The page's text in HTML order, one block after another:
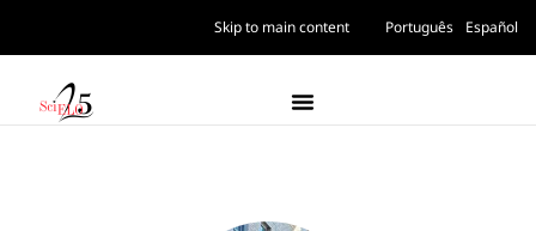
Skip to main content Português Español